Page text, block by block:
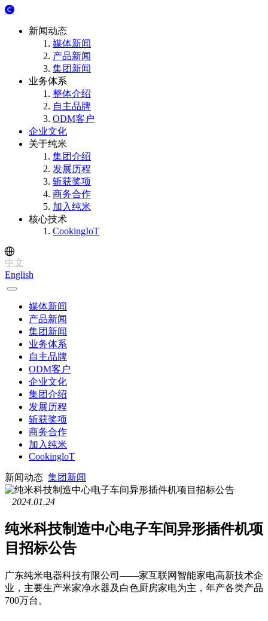
新闻动态
媒体新闻
产品新闻
集团新闻
业务体系
整体介绍
自主品牌
ODM客户
企业文化
关于纯米
集团介绍
发展历程
斩获奖项
商务合作
加入纯米
核心技术
CookingIoT
中文
English
媒体新闻
产品新闻
集团新闻
业务体系
自主品牌
ODM客户
企业文化
集团介绍
发展历程
斩获奖项
商务合作
加入纯米
CookingloT
新闻动态 集团新闻
2024.01.24
纯米科技制造中心电子车间异形插件机项
目招标公告
广东纯米电器科技有限公司——家互联网智能家电高新技术企
业，主要生产米家净水器及白色厨房家电为主，年产各类产品
700万台。